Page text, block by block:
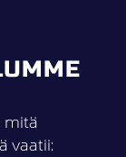
mitä
vaatii: